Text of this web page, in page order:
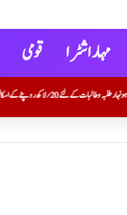
مہاراشٹرا قومی